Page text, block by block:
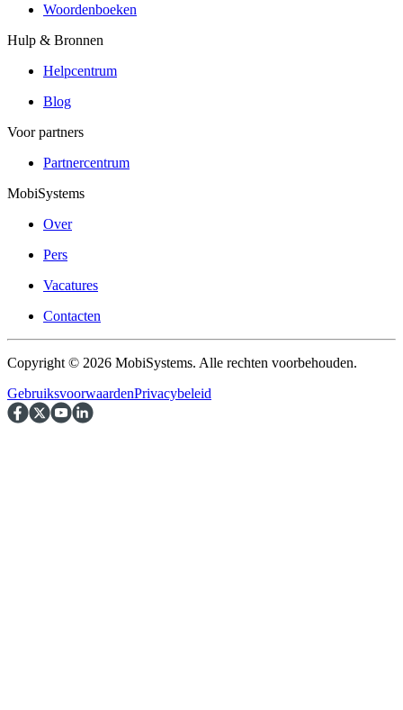
Woordenboeken
Hulp & Bronnen
Helpcentrum
Blog
Voor partners
Partnercentrum
MobiSystems
Over
Pers
Vacatures
Contacten
Copyright © 2026 MobiSystems. Alle rechten voorbehouden.
GebruiksvoorwaardenPrivacybeleid